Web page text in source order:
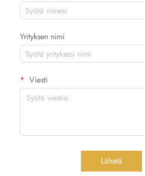
Yrityksen nimi
Viesti
Lähetä